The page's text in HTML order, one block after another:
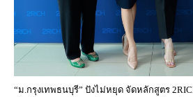
“ม.กรุงเทพธนบุรี” ปังไม่หยุด จัดหลักสูตร